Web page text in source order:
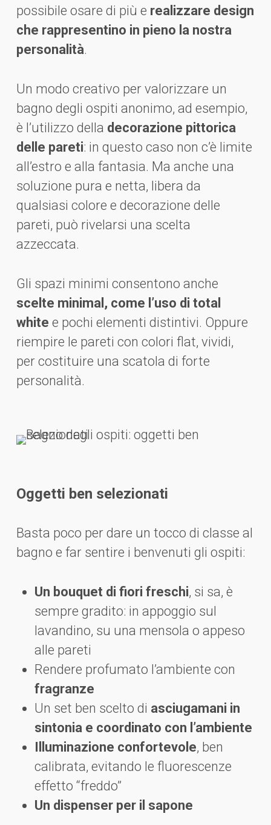
possibile osare di più e realizzare design
che rappresentino in pieno la nostra
personalità.
Un modo creativo per valorizzare un
bagno degli ospiti anonimo, ad esempio,
è l’utilizzo della decorazione pittorica
delle pareti: in questo caso non c’è limite
all’estro e alla fantasia. Ma anche una
soluzione pura e netta, libera da
qualsiasi colore e decorazione delle
pareti, può rivelarsi una scelta
azzeccata.
Gli spazi minimi consentono anche
scelte minimal, come l’uso di total
white e pochi elementi distintivi. Oppure
riempire le pareti con colori flat, vividi,
per costituire una scatola di forte
personalità.
Oggetti ben selezionati
Basta poco per dare un tocco di classe al
bagno e far sentire i benvenuti gli ospiti:
Un bouquet di fiori freschi, si sa, è
sempre gradito: in appoggio sul
lavandino, su una mensola o appeso
alle pareti
Rendere profumato l’ambiente con
fragranze
Un set ben scelto di asciugamani in
sintonia e coordinato con l’ambiente
Illuminazione confortevole, ben
calibrata, evitando le fluorescenze
effetto “freddo”
Un dispenser per il sapone